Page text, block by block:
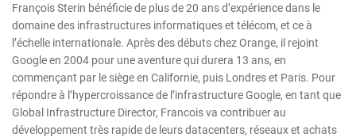
François Sterin bénéficie de plus de 20 ans d’expérience dans le
domaine des infrastructures informatiques et télécom, et ce à
l’échelle internationale. Après des débuts chez Orange, il rejoint
Google en 2004 pour une aventure qui durera 13 ans, en
commençant par le siège en Californie, puis Londres et Paris. Pour
répondre à l’hypercroissance de l’infrastructure Google, en tant que
Global Infrastructure Director, Francois va contribuer au
développement très rapide de leurs datacenters, réseaux et achats